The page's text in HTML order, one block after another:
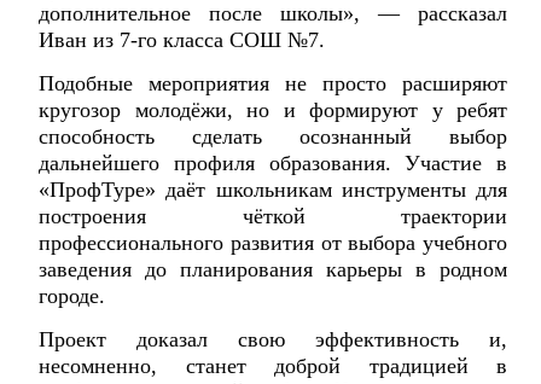
дополнительное после школы», — рассказал
Иван из 7‑го класса СОШ №7.
Подобные мероприятия не просто расширяют
кругозор молодёжи, но и формируют у ребят
способность сделать осознанный выбор
дальнейшего профиля образования. Участие в
«ПрофТуре» даёт школьникам инструменты для
построения чёткой траектории
профессионального развития от выбора учебного
заведения до планирования карьеры в родном
городе.
Проект доказал свою эффективность и,
несомненно, станет доброй традицией в